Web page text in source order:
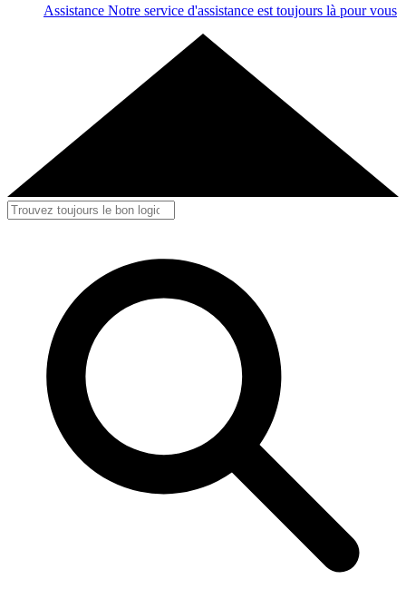
Assistance Notre service d'assistance est toujours là pour vous